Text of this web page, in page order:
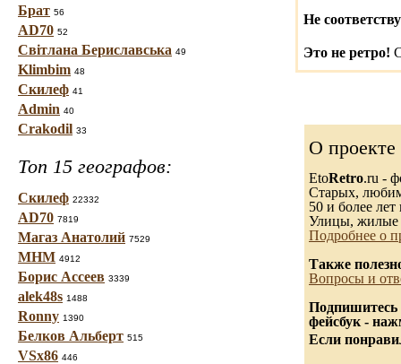
Брат 56
AD70 52
Світлана Бериславська 49
Klimbim 48
Скилеф 41
Admin 40
Crakodil 33
Топ 15 географов:
Скилеф 22332
AD70 7819
Магаз Анатолий 7529
МНМ 4912
Борис Ассеев 3339
alek48s 1488
Ronny 1390
Белков Альберт 515
VSx86 446
Не
Это не ретро!
О проекте
EtoRetro.ru -
Старых,
50 и более лет
Улицы, жилые
Подробнее о
Также
Вопросы и
Подпишитесь
фейсбук -
Если